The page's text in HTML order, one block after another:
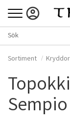
Sortiment
Sempio